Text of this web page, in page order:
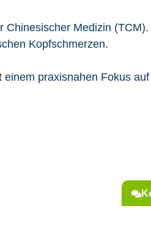
Medizin (TCM).
Kopfschmerzen.
praxisnahen Fokus auf